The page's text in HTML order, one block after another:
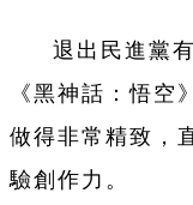
退出民進黨
《黑神話：悟空
做得非常精致，
驗創作力。